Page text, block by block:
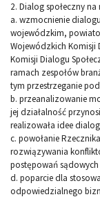
2. Dialog społeczny
a. wzmocnienie
wojewódzkim,
Wojewódzkich Komisji
Komisji Dialogu
ramach zespołów
tym przestrzeganie
b. przeanalizowanie
jej działalność
realizowała idee
c. powołanie
rozwiązywania
postępowań sądowych
d. poparcie dla
odpowiedzialnego